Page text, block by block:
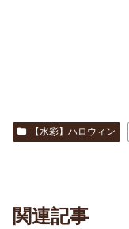
【水彩】ハロウィン
関連記事